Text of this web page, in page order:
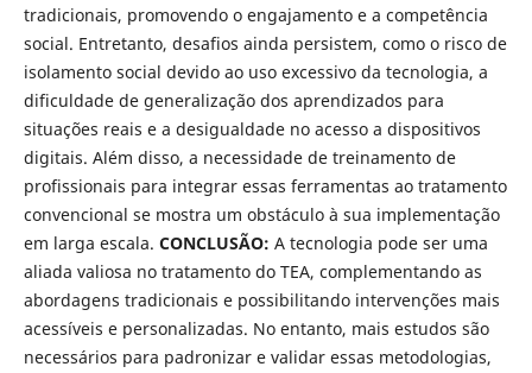
tradicionais, promovendo o engajamento e a competência
social. Entretanto, desafios ainda persistem, como o risco de
isolamento social devido ao uso excessivo da tecnologia, a
dificuldade de generalização dos aprendizados para
situações reais e a desigualdade no acesso a dispositivos
digitais. Além disso, a necessidade de treinamento de
profissionais para integrar essas ferramentas ao tratamento
convencional se mostra um obstáculo à sua implementação
em larga escala. CONCLUSÃO: A tecnologia pode ser uma
aliada valiosa no tratamento do TEA, complementando as
abordagens tradicionais e possibilitando intervenções mais
acessíveis e personalizadas. No entanto, mais estudos são
necessários para padronizar e validar essas metodologias,